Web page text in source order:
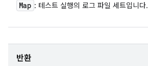
Map : 테스트 실행의 로그 파일 세트입니다.
반환